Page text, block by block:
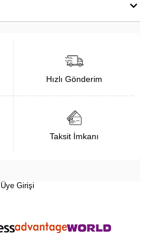
Hızlı Gönderim
Taksit İmkanı
Üye Girişi